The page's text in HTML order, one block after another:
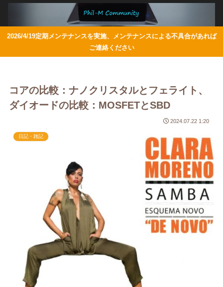
2026/4/19定期メンテナンスを実施、メンテナンスによる不具合があれば
ご連絡ください
コアの比較：ナノクリスタルとフェライト、
ダイオードの比較：MOSFETとSBD
2024.07.22 1:20
日記・雑記